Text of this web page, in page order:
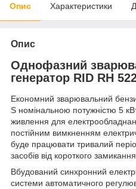
Опис Характеристики
Опис
Однофазний
генератор RID RH
Економний зварювальний
S номінальною потужністю 5
живлення для
постійним вимкненням
буде працювати тривалий
засобів від короткого
Вбудований синхронний
системи автоматичного